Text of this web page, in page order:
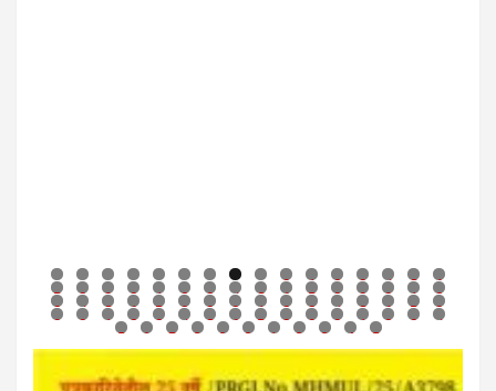
0 1 2 3 4 5 6
7 8 9 0 1 2 3 4 5 6 7 8 9 0 1 2
3 4 5 6 7 8 9 0 1 2 3 4 5 6 7 8
9 0 1 2 3 4 5 6 7 8 9 0 1 2 3 4
5 6 7 8 9 0 1 2 3 4 5